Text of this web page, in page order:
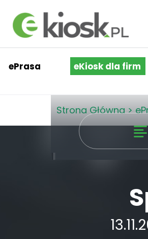
ePrasa eKiosk dla firm
Strona Główna >